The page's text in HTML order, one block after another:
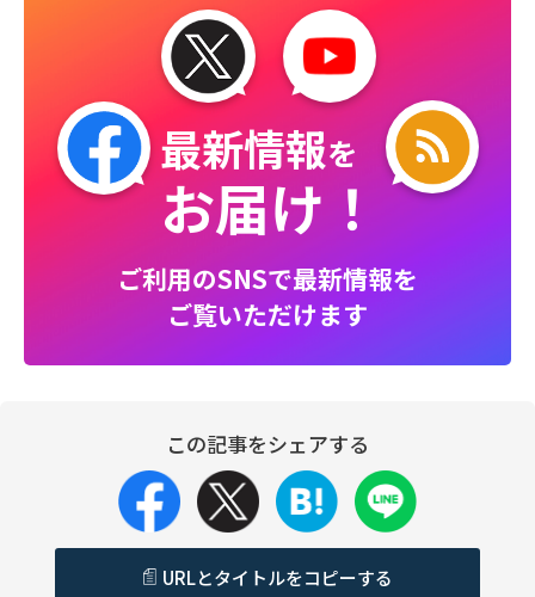
最新情報を
お届け！
ご利用のSNSで最新情報を
ご覧いただけます
この記事をシェアする
URLとタイトルをコピーする